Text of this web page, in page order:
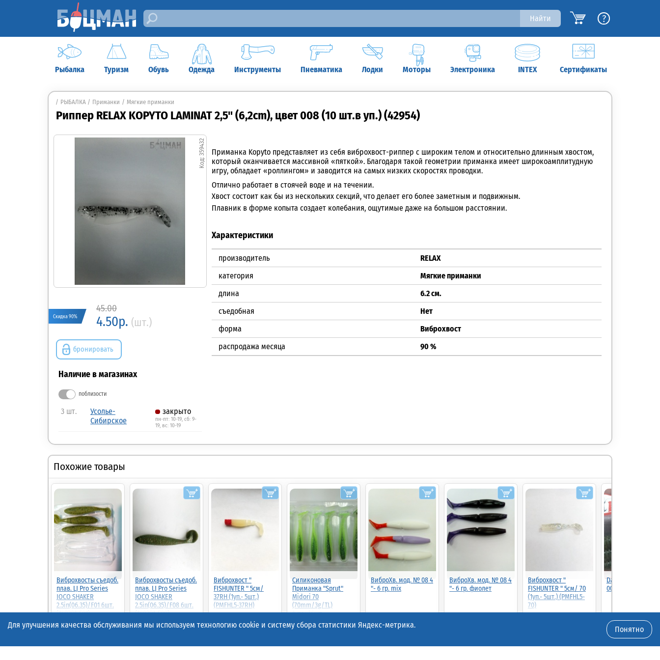
Найти ?
Рыбалка Туризм Обувь Одежда Инструменты Пневматика Лодки Моторы Электроника INTEX Сертификаты
РЫБАЛКА Приманки Мягкие приманки
Риппер RELAX KOPYTO LAMINAT 2,5" (6,2cm), цвет 008 (10 шт.в уп.) (42954)
359432
Скидка 90%
45.00
4.50р. (шт.)
бронировать
Наличие в магазинах
поблизости
3 шт.
Усолье-
Сибирское
закрыто
пн-пт: 10-19, сб: 9-
19, вс: 10-19
Приманка Kopyto представляет из себя виброхвост-риппер с широким телом и относительно длинным хвостом,
который оканчивается массивной «пяткой». Благодаря такой геометрии приманка имеет широкоамплитудную
игру, обладает «роллингом» и заводится на самых низких скоростях проводки.
Отлично работает в стоячей воде и на течении.
Хвост состоит как бы из нескольких секций, что делает его более заметным и подвижным.
Плавник в форме копыта создает колебания, ощутимые даже на большом расстоянии.
Характеристики
производитель
RELAX
категория
Мягкие приманки
длина
6.2 см.
съедобная
Нет
форма
Виброхвост
распродажа месяца
90 %
Похожие товары
Виброхвосты съедоб.
плав. LJ Pro Series
JOCO SHAKER
2.5in(06.35)/F01 6шт.
(140301-F01)
18.50р.(шт.)
Виброхвосты съедоб.
плав. LJ Pro Series
JOCO SHAKER
2.5in(06.35)/F08 6шт.
(140301-F08)
37.00р. (шт.)
Виброхвост "
FISHUNTER " 5см/
37RH (1уп.- 5шт.)
(PMFHL5-37RH)
38.00р.(шт.)
Силиконовая
Приманка "Sprut"
Midori 70
(70mm/3g/TL)
1упак*6шт
38.00р.(шт.)
ВиброХв. мод. № 08 4
"- 6 гр. mix
38.00р.(шт.)
ВиброХв. мод. № 08 4
"- 6 гр. фиолет
Виброхвост "
FISHUNTER " 5см/ 70
(1уп.- 5шт.) (PMFHL5-
70)
Dagger 4 (5шт)
001 (00140D)
4.00р.(шт.)
Для улучшения качества обслуживания мы используем технологию cookie и систему сбора статистики Яндекс-метрика. Понятно